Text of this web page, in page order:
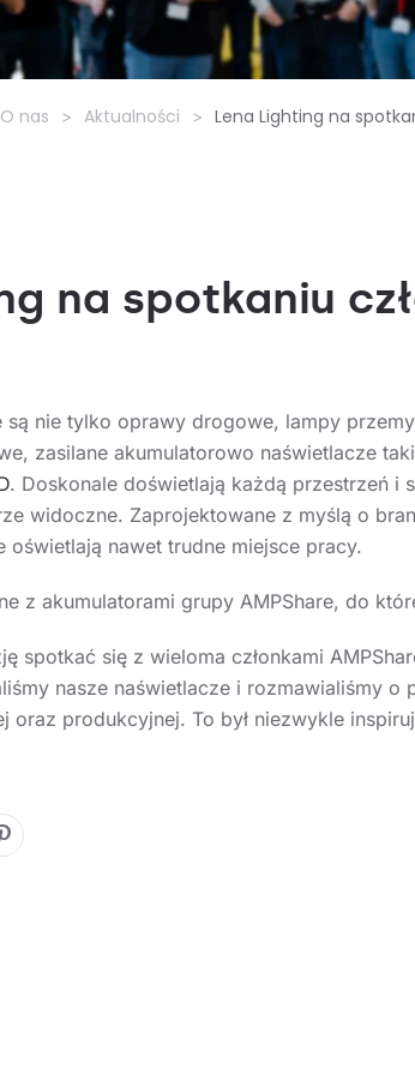
O nas Aktualności Lena Lighting na
na spotkaniu
nie tylko oprawy drogowe, lampy
zasilane akumulatorowo naświetlacze
. Doskonale doświetlają każdą przestrzeń i
widoczne. Zaprojektowane z myślą o
oświetlają nawet trudne miejsce pracy.
z akumulatorami grupy AMPShare, do
spotkać się z wieloma członkami
nasze naświetlacze i rozmawialiśmy o
oraz produkcyjnej. To był niezwykle